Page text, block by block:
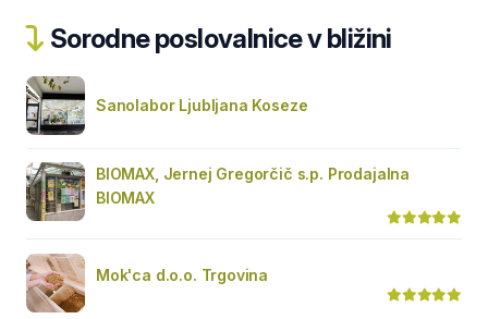
Sorodne poslovalnice v bližini
Sanolabor Ljubljana Koseze
BIOMAX, Jernej Gregorčič s.p. Prodajalna
BIOMAX
Mok'ca d.o.o. Trgovina